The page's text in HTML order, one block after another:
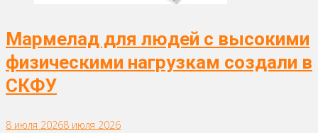
Мармелад для людей с высокими
физическими нагрузкам создали в
СКФУ
8 июля 20268 июля 2026